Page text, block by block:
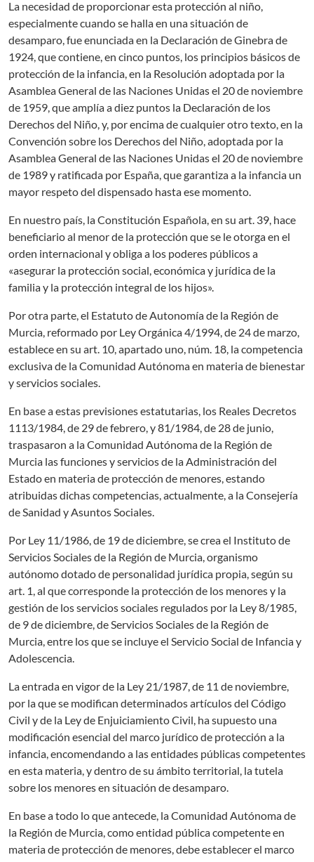
La necesidad de proporcionar esta protección al niño,
especialmente cuando se halla en una situación de
desamparo, fue enunciada en la Declaración de Ginebra de
1924, que contiene, en cinco puntos, los principios básicos de
protección de la infancia, en la Resolución adoptada por la
Asamblea General de las Naciones Unidas el 20 de noviembre
de 1959, que amplía a diez puntos la Declaración de los
Derechos del Niño, y, por encima de cualquier otro texto, en la
Convención sobre los Derechos del Niño, adoptada por la
Asamblea General de las Naciones Unidas el 20 de noviembre
de 1989 y ratificada por España, que garantiza a la infancia un
mayor respeto del dispensado hasta ese momento.
En nuestro país, la Constitución Española, en su art. 39, hace
beneficiario al menor de la protección que se le otorga en el
orden internacional y obliga a los poderes públicos a
«asegurar la protección social, económica y jurídica de la
familia y la protección integral de los hijos».
Por otra parte, el Estatuto de Autonomía de la Región de
Murcia, reformado por Ley Orgánica 4/1994, de 24 de marzo,
establece en su art. 10, apartado uno, núm. 18, la competencia
exclusiva de la Comunidad Autónoma en materia de bienestar
y servicios sociales.
En base a estas previsiones estatutarias, los Reales Decretos
1113/1984, de 29 de febrero, y 81/1984, de 28 de junio,
traspasaron a la Comunidad Autónoma de la Región de
Murcia las funciones y servicios de la Administración del
Estado en materia de protección de menores, estando
atribuidas dichas competencias, actualmente, a la Consejería
de Sanidad y Asuntos Sociales.
Por Ley 11/1986, de 19 de diciembre, se crea el Instituto de
Servicios Sociales de la Región de Murcia, organismo
autónomo dotado de personalidad jurídica propia, según su
art. 1, al que corresponde la protección de los menores y la
gestión de los servicios sociales regulados por la Ley 8/1985,
de 9 de diciembre, de Servicios Sociales de la Región de
Murcia, entre los que se incluye el Servicio Social de Infancia y
Adolescencia.
La entrada en vigor de la Ley 21/1987, de 11 de noviembre,
por la que se modifican determinados artículos del Código
Civil y de la Ley de Enjuiciamiento Civil, ha supuesto una
modificación esencial del marco jurídico de protección a la
infancia, encomendando a las entidades públicas competentes
en esta materia, y dentro de su ámbito territorial, la tutela
sobre los menores en situación de desamparo.
En base a todo lo que antecede, la Comunidad Autónoma de
la Región de Murcia, como entidad pública competente en
materia de protección de menores, debe establecer el marco